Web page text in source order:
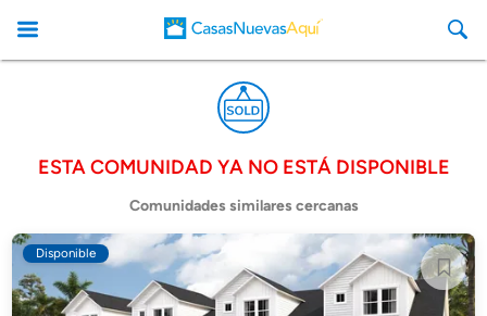
ESTA COMUNIDAD YA NO ESTÁ DISPONIBLE
Comunidades similares cercanas
Disponible